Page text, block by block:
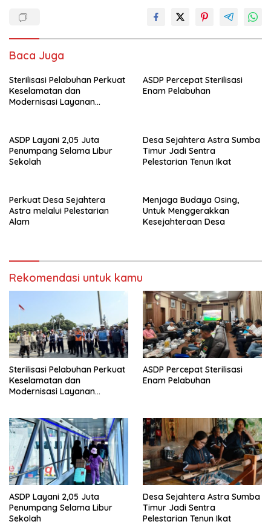
Baca Juga
Sterilisasi Pelabuhan Perkuat
Keselamatan dan
Modernisasi Layanan
ASDP Percepat Sterilisasi
Enam Pelabuhan
ASDP Layani 2,05 Juta
Penumpang Selama Libur
Sekolah
Desa Sejahtera Astra Sumba
Timur Jadi Sentra
Pelestarian Tenun Ikat
Perkuat Desa Sejahtera
Astra melalui Pelestarian
Alam
Menjaga Budaya Osing,
Untuk Menggerakkan
Kesejahteraan Desa
Rekomendasi untuk kamu
Sterilisasi Pelabuhan Perkuat
Keselamatan dan
Modernisasi Layanan
ASDP Percepat Sterilisasi
Enam Pelabuhan
ASDP Layani 2,05 Juta
Penumpang Selama Libur
Sekolah
Desa Sejahtera Astra Sumba
Timur Jadi Sentra
Pelestarian Tenun Ikat